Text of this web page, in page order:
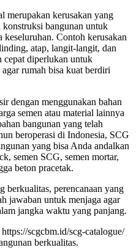
merupakan kerusakan yang
konstruksi bangunan untuk
keseluruhan. Contoh kerusakan
atap, langit-langit, dan
cepat diperlukan untuk
rumah bisa kuat berdiri
dengan menggunakan bahan
semen atau material lainnya
bangunan yang telah
beroperasi di Indonesia, SCG
yang bisa Anda andalkan
semen SCG, semen mortar,
beton pracetak.
berkualitas, perencanaan yang
jawaban untuk menjaga agar
jangka waktu yang panjang.
scgcbm.id/scg-catalogue/
berkualitas.